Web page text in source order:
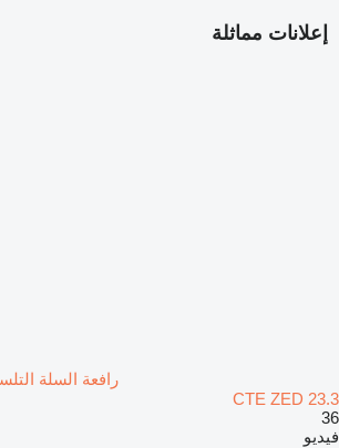
إعلانات مماثلة
CTE ZED 23.3
36
فيديو